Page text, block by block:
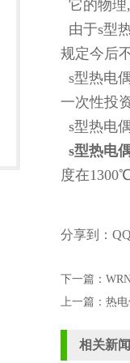
它的物
由于s型
规定今后
s型热电
一次性投
s型热电
s型热电
度在
分享到：
下一篇：
上一篇： 热
相关新闻